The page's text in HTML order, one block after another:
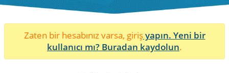
Zaten bir hesabınız varsa, girişyapın. Yeni bir
kullanıcı mı? Buradan kaydolun.